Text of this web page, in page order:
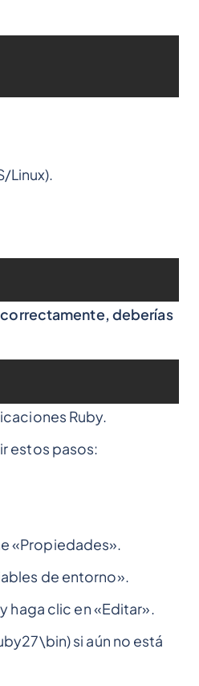
Linux).
correctamente, deberías
Ruby.
estos pasos:
«Propiedades».
de entorno».
haga clic en «Editar».
si aún no está